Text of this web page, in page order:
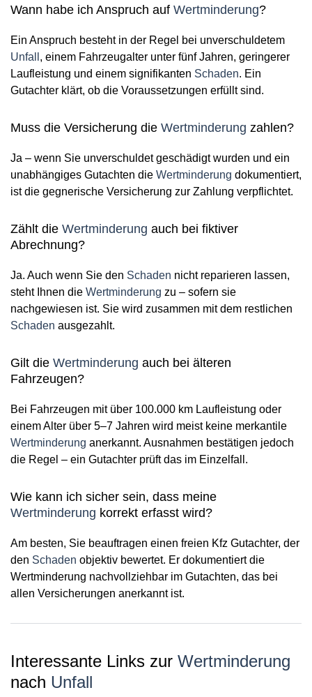
Wann habe ich Anspruch auf Wertminderung?
Ein Anspruch besteht in der Regel bei unverschuldetem
Unfall , einem Fahrzeugalter unter fünf Jahren, geringerer
Laufleistung und einem signifikanten Schaden. Ein
Gutachter klärt, ob die Voraussetzungen erfüllt sind.
Muss die Versicherung die Wertminderung zahlen?
Ja – wenn Sie unverschuldet geschädigt wurden und ein
unabhängiges Gutachten die Wertminderung dokumentiert,
ist die gegnerische Versicherung zur Zahlung verpflichtet.
Zählt die Wertminderung auch bei fiktiver
Abrechnung?
Ja. Auch wenn Sie den Schaden nicht reparieren lassen,
steht Ihnen die Wertminderung zu – sofern sie
nachgewiesen ist. Sie wird zusammen mit dem restlichen
Schaden ausgezahlt.
Gilt die Wertminderung auch bei älteren
Fahrzeugen?
Bei Fahrzeugen mit über 100.000 km Laufleistung oder
einem Alter über 5–7 Jahren wird meist keine merkantile
Wertminderung anerkannt. Ausnahmen bestätigen jedoch
die Regel – ein Gutachter prüft das im Einzelfall.
Wie kann ich sicher sein, dass meine
Wertminderung korrekt erfasst wird?
Am besten, Sie beauftragen einen freien Kfz Gutachter, der
den Schaden objektiv bewertet. Er dokumentiert die
Wertminderung nachvollziehbar im Gutachten, das bei
allen Versicherungen anerkannt ist.
Interessante Links zur Wertminderung
nach Unfall